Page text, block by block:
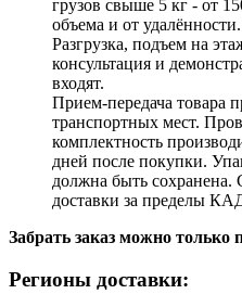
грузов свыше 5 кг - от
объема и от удалённости.
Разгрузка, подъем на
консультация и
входят.
Прием-передача товара
транспортных мест.
комплектность
дней после покупки.
должна быть сохранена.
доставки за пределы
Забрать заказ можно только
Регионы доставки: